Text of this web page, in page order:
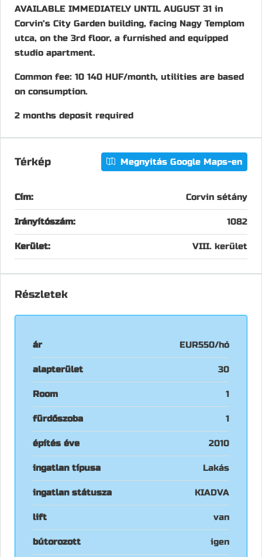
AVAILABLE IMMEDIATELY UNTIL AUGUST 31 in
Corvin’s City Garden building, facing Nagy Templom
utca, on the 3rd floor, a furnished and equipped
studio apartment.
Common fee: 10 140 HUF/month, utilities are based
on consumption.
2 months deposit required
Térkép Megnyitás Google Maps-en
Cím: Corvin sétány
Irányítószám: 1082
Kerület: VIII. kerület
Részletek
ár EUR550/hó
alapterület 30
Room 1
fürdőszoba 1
építés éve 2010
ingatlan típusa Lakás
ingatlan státusza KIADVA
lift van
bútorozott igen